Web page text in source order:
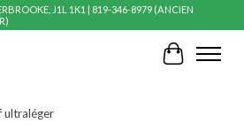
J1L 1K1 | 819-346-8979 (ANCIEN
Panier
ultraléger